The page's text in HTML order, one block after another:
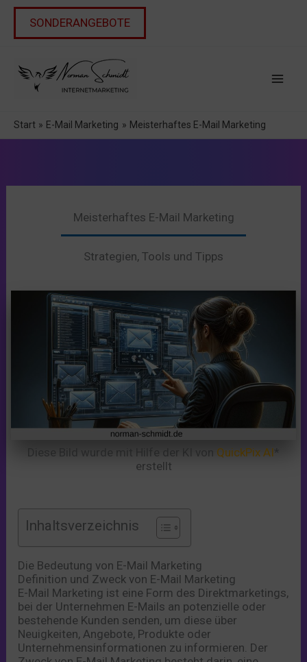
Zum
springen
SONDERANGEBOTE
Start E-Mail Marketing Meisterhaftes E-Mail Marketing
Meisterhaftes E-Mail Marketing
Strategien, Tools und Tipps
Diese Bild wurde mit Hilfe der KI von QuickPix AI *
erstellt
Inhaltsverzeichnis
Die Bedeutung von E-Mail Marketing
Definition und Zweck von E-Mail Marketing
E-Mail Marketing ist eine Form des Direktmarketings,
bei der Unternehmen E-Mails an potenzielle oder
bestehende Kunden senden, um diese über
Neuigkeiten, Angebote, Produkte oder
Unternehmensinformationen zu informieren. Der